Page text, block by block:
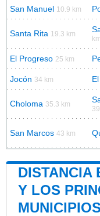
San Manuel 10.9 km
Santa Rita 19.3 km
km
El Progreso 25 km
Jocón 34 km
Choloma 35.3 km
San Marcos 43 km
DISTANCIA
Y LOS